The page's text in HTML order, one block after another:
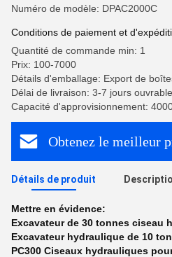
Numéro de modèle: DPAC2000C
Conditions de paiement et
Quantité de commande min: 1
Prix: 100-7000
Détails d'emballage: Export de
Délai de livraison: 3-7 jours
Capacité d'approvisionnement:
Obtenez le meilleur
Détails de produit
Mettre en évidence:
Excavateur de 30 tonnes ciseau
Excavateur hydraulique de 10
PC300 Ciseaux hydrauliques